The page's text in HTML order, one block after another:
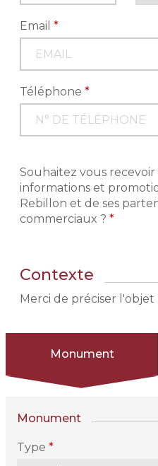
Email*
Téléphone*
Souhaitez vous recevoir
informations et
Rebillon et de ses
commerciaux ?*
Contexte
Merci de préciser
Monument
Monument
Type*